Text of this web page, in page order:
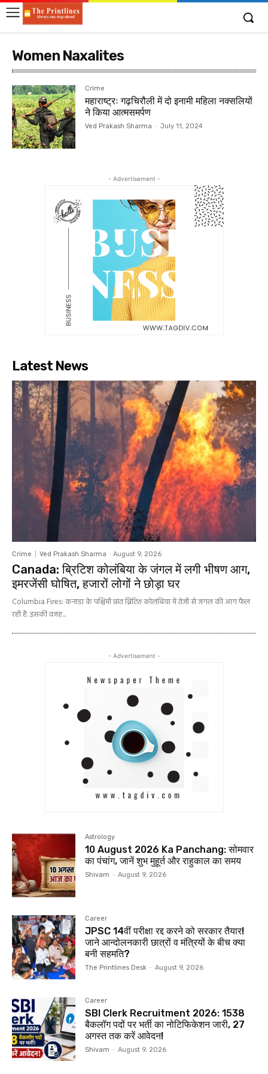
Women Naxalites
Crime
महाराष्ट्रः गढ़चिरौली में दो इनामी महिला नक्सलियों
ने किया आत्मसमर्पण
Ved Prakash Sharma - July 11, 2024
- Advertisement -
Latest News
Crime Ved Prakash Sharma - August 9, 2026
Canada: ब्रिटिश कोलंबिया के जंगल में लगी भीषण आग,
इमरजेंसी घोषित, हजारों लोगों ने छोड़ा घर
Columbia Fires: कनाडा के पश्चिमी प्रांत ब्रिटिश कोलंबिया में तेजी से जंगल की आग फैल
रही है. इसकी वजह...
- Advertisement -
Astrology
10 August 2026 Ka Panchang: सोमवार
का पंचांग, जानें शुभ मुहूर्त और राहुकाल का समय
Shivam - August 9, 2026
Career
JPSC 14वीं परीक्षा रद्द करने को सरकार तैयार!
जाने आन्दोलनकारी छात्रों व मंत्रियों के बीच क्या
बनी सहमति?
The Printlines Desk - August 9, 2026
Career
SBI Clerk Recruitment 2026: 1538
बैकलॉग पदों पर भर्ती का नोटिफिकेशन जारी, 27
अगस्त तक करें आवेदन!
Shivam - August 9, 2026